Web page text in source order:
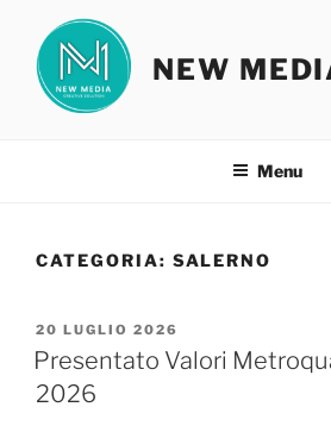
contenuto
NEW
Menu
CATEGORIA: SALERNO
PUBBLICATO
IL
20 LUGLIO 2026
Presentato Valori
2026